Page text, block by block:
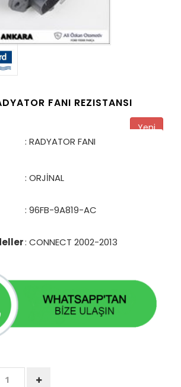
FANI REZISTANSI
Yeni
: RADYATOR FANI
: ORJİNAL
: 96FB-9A819-AC
: CONNECT 2002-2013